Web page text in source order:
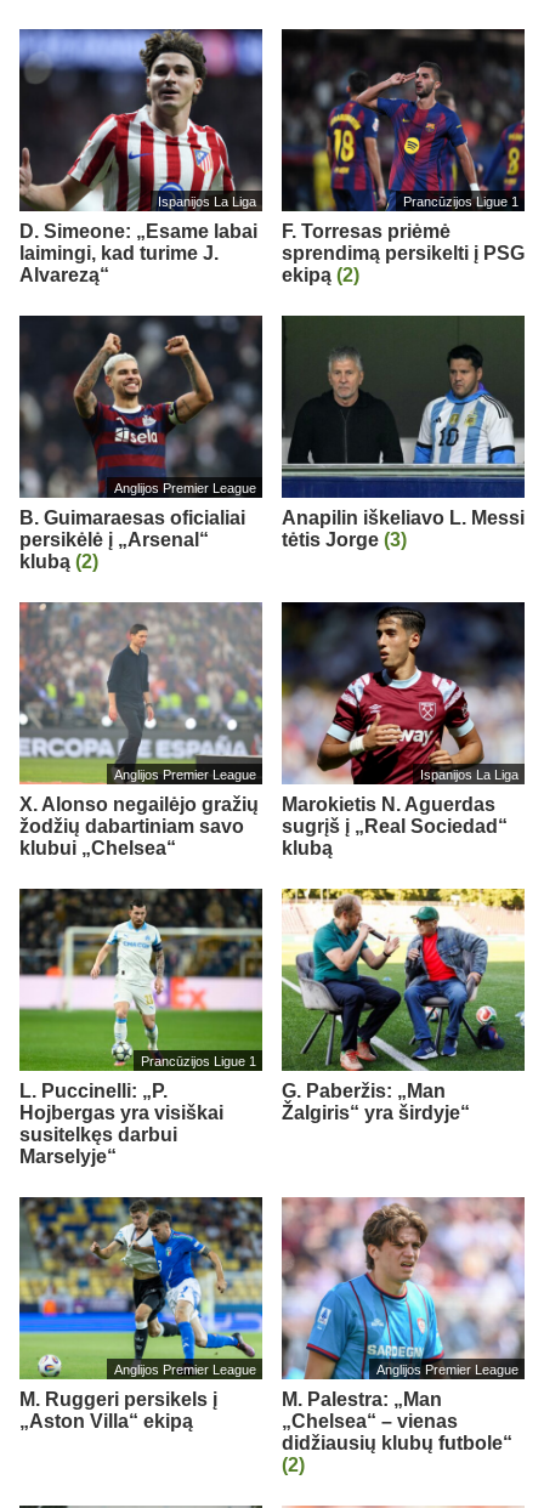
Ispanijos La Liga
D. Simeone: „Esame labai
laimingi, kad turime J.
Alvarezą“
Prancūzijos Ligue 1
F. Torresas priėmė
sprendimą persikelti į PSG
ekipą (2)
Anglijos Premier League
B. Guimaraesas oficialiai
persikėlė į „Arsenal“
klubą (2)
Anapilin iškeliavo L. Messi
tėtis Jorge (3)
Anglijos Premier League
X. Alonso negailėjo gražių
žodžių dabartiniam savo
klubui „Chelsea“
Ispanijos La Liga
Marokietis N. Aguerdas
sugrįš į „Real Sociedad“
klubą
Prancūzijos Ligue 1
L. Puccinelli: „P.
Hojbergas yra visiškai
susitelkęs darbui
Marselyje“
G. Paberžis: „Man
Žalgiris“ yra širdyje“
Anglijos Premier League
M. Ruggeri persikels į
„Aston Villa“ ekipą
Anglijos Premier League
M. Palestra: „Man
„Chelsea“ – vienas
didžiausių klubų futbole“
(2)